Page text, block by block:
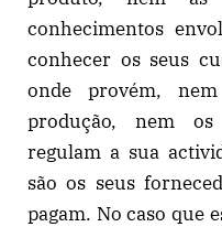
conhecimentos
conhecer os seus
onde provém,
produção, nem
regulam a sua
são os seus
pagam. No caso que